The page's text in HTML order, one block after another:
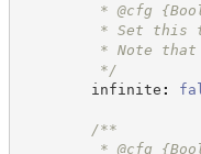
* @cfg
* Set this to
* Note that this
*/
infinite :
/**
* @cfg